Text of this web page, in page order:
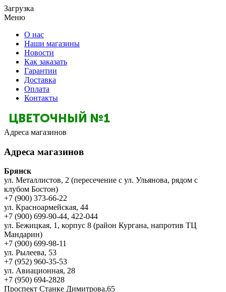
Загрузка
Меню
О нас
Наши магазины
Новости
Как заказать
Гарантии
Доставка
Оплата
Контакты
Адреса магазинов
Адреса магазинов
Брянск
ул. Металлистов, 2 (пересечение с ул. Ульянова, рядом с
клубом Бостон)
+7 (900) 373-66-22
ул. Красноармейская, 44
+7 (900) 699-90-44, 422-044
ул. Бежицкая, 1, корпус 8 (район Кургана, напротив ТЦ
Мандарин)
+7 (900) 699-98-11
ул. Рылеева, 53
+7 (952) 960-35-53
ул. Авиационная, 28
+7 (950) 694-2828
Проспект Станке Димитрова,65